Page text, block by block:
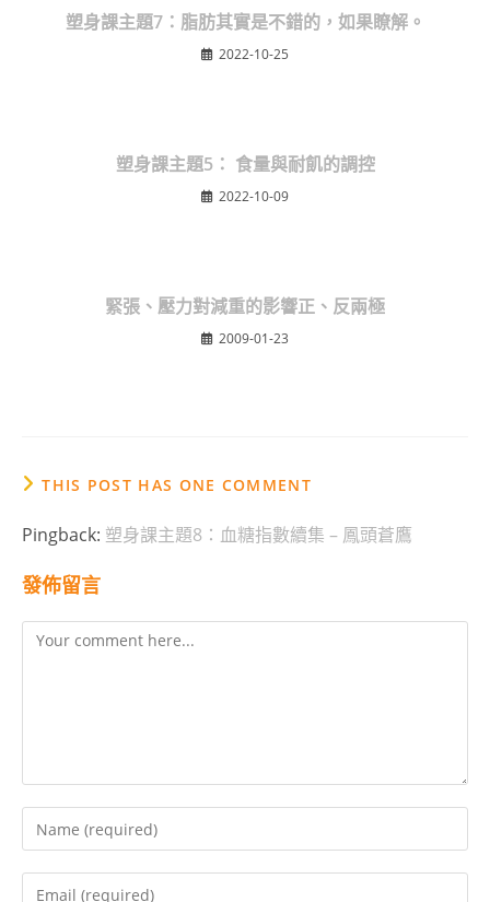
塑身課主題7：脂肪其實是不錯的，如果瞭解。
2022-10-25
塑身課主題5： 食量與耐飢的調控
2022-10-09
緊張、壓力對減重的影響正、反兩極
2009-01-23
THIS POST HAS ONE COMMENT
Pingback: 塑身課主題8：血糖指數續集 – 鳳頭蒼鷹
發佈留言
Comment
Enter
your
name
Enter